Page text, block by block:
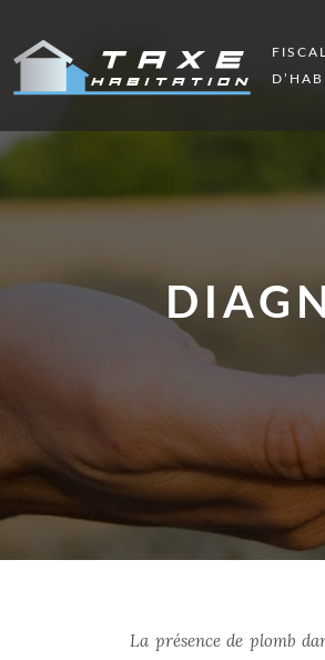
La présence de plomb